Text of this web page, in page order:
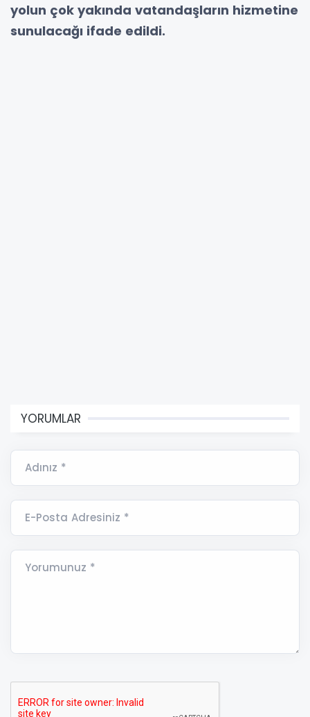
yolun çok yakında vatandaşların hizmetine
sunulacağı ifade edildi.
YORUMLAR
Adınız *
E-Posta Adresiniz *
Yorumunuz *